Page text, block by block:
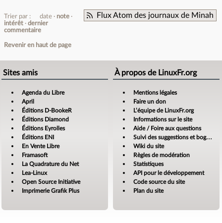
Flux Atom des journaux de Minah
Trier par : date
note
intérêt
dernier
commentaire
Revenir en haut de page
Sites amis
Agenda du Libre
April
Éditions D-BookeR
Éditions Diamond
Éditions Eyrolles
Éditions ENI
En Vente Libre
Framasoft
La Quadrature du Net
Lea-Linux
Open Source Initiative
Imprimerie Grafik Plus
À propos de LinuxFr.org
Mentions légales
Faire un don
L’équipe de LinuxFr.org
Informations sur le site
Aide / Foire aux questions
Suivi des suggestions et bogues
Wiki du site
Règles de modération
Statistiques
API pour le développement
Code source du site
Plan du site